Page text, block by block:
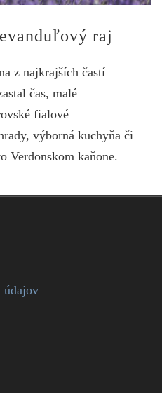
raj
z najkrajších častí
čas, malé
fialové
výborná kuchyňa či
Verdonskom kaňone.
údajov